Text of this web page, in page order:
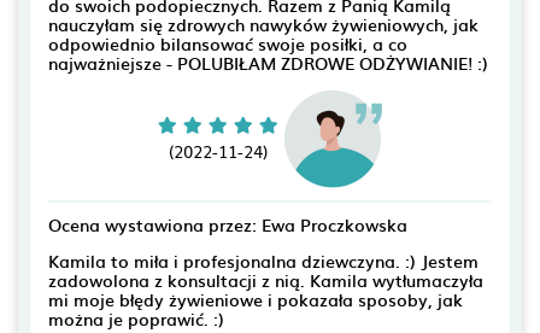
nauczyłam się zdrowych nawyków żywieniowych, jak
odpowiednio bilansować swoje posiłki, a co
najważniejsze - POLUBIŁAM ZDROWE ODŻYWIANIE! :)
(2022-11-24)
Ocena wystawiona przez: Ewa Proczkowska
Kamila to miła i profesjonalna dziewczyna. :) Jestem
zadowolona z konsultacji z nią. Kamila wytłumaczyła
mi moje błędy żywieniowe i pokazała sposoby, jak
można je poprawić. :)